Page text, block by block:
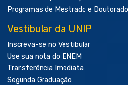
Programas de Mestrado e Doutorado
Vestibular da UNIP
Inscreva-se no Vestibular
Use sua nota do ENEM
Transferência Imediata
Segunda Graduação